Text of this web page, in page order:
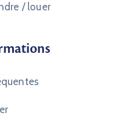
/ louer